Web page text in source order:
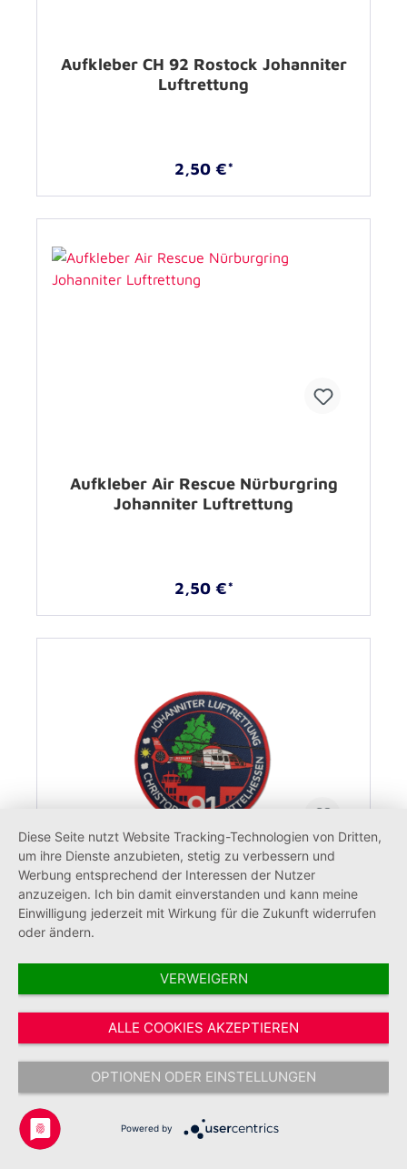
Aufkleber CH 92 Rostock Johanniter
Luftrettung
2,50 €*
Aufkleber Air Rescue Nürburgring
Johanniter Luftrettung
2,50 €*
Fan-Patch CH91 Mittelhessen
Johanniter Luftrettung
Diese Seite nutzt Website Tracking-Technologien von Dritten,
um ihre Dienste anzubieten, stetig zu verbessern und
Werbung entsprechend der Interessen der Nutzer
anzuzeigen. Ich bin damit einverstanden und kann meine
Einwilligung jederzeit mit Wirkung für die Zukunft widerrufen
oder ändern.
VERWEIGERN
ALLE COOKIES AKZEPTIEREN
OPTIONEN ODER EINSTELLUNGEN
Powered by